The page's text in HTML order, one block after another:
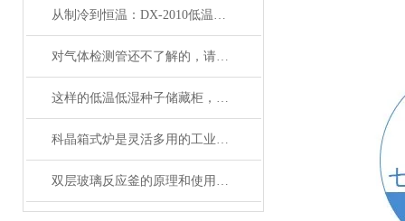
从制冷到恒温：DX-2010低温恒温循环器的核心原理解析
对气体检测管还不了解的，请看这里！
这样的低温低湿种子储藏柜，您值得拥有
科晶箱式炉是灵活多用的工业好帮手
双层玻璃反应釜的原理和使用说明